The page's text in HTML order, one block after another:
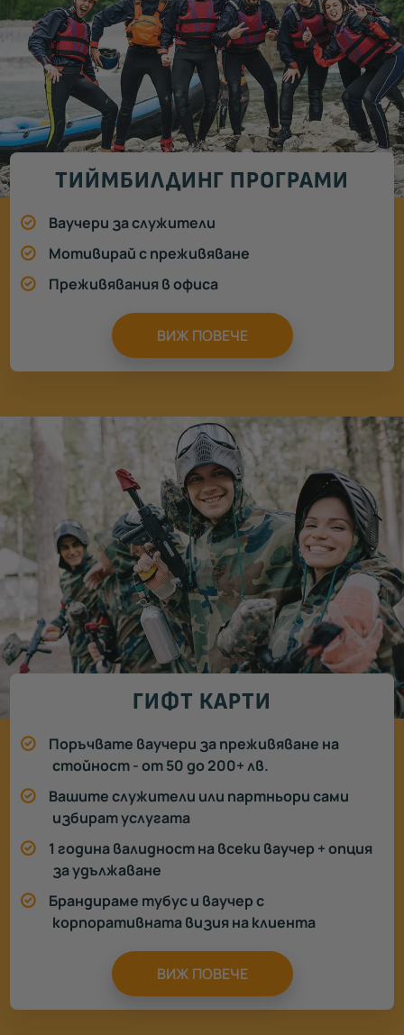
ТИЙМБИЛДИНГ ПРОГРАМИ
Ваучери за служители
Мотивирай с преживяване
Преживявания в офиса
ВИЖ ПОВЕЧЕ
ГИФТ КАРТИ
Поръчвате ваучери за преживяване на
стойност - от 50 до 200+ лв.
Вашите служители или партньори сами
избират услугата
1 година валидност на всеки ваучер + опция
за удължаване
Брандираме тубус и ваучер с
корпоративната визия на клиента
ВИЖ ПОВЕЧЕ